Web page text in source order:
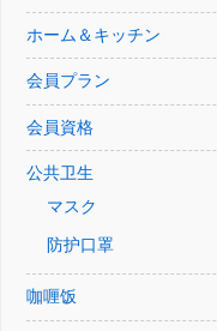
ホーム＆キッチン
会員プラン
会員資格
公共卫生
マスク
防护口罩
咖喱饭